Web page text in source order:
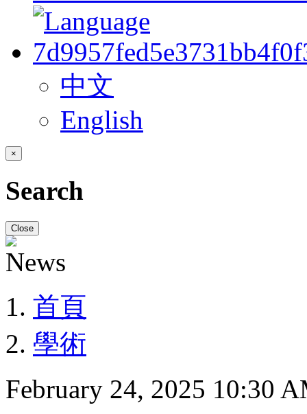
中文
English
×
Search
Close
首頁
學術
February 24, 2025 10:30